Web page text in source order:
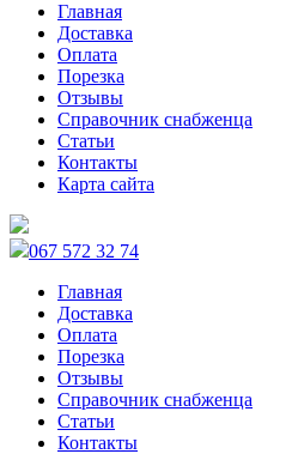
Главная
Доставка
Оплата
Порезка
Отзывы
Справочник снабженца
Статьи
Контакты
Карта сайта
067 572 32 74
Главная
Доставка
Оплата
Порезка
Отзывы
Справочник снабженца
Статьи
Контакты